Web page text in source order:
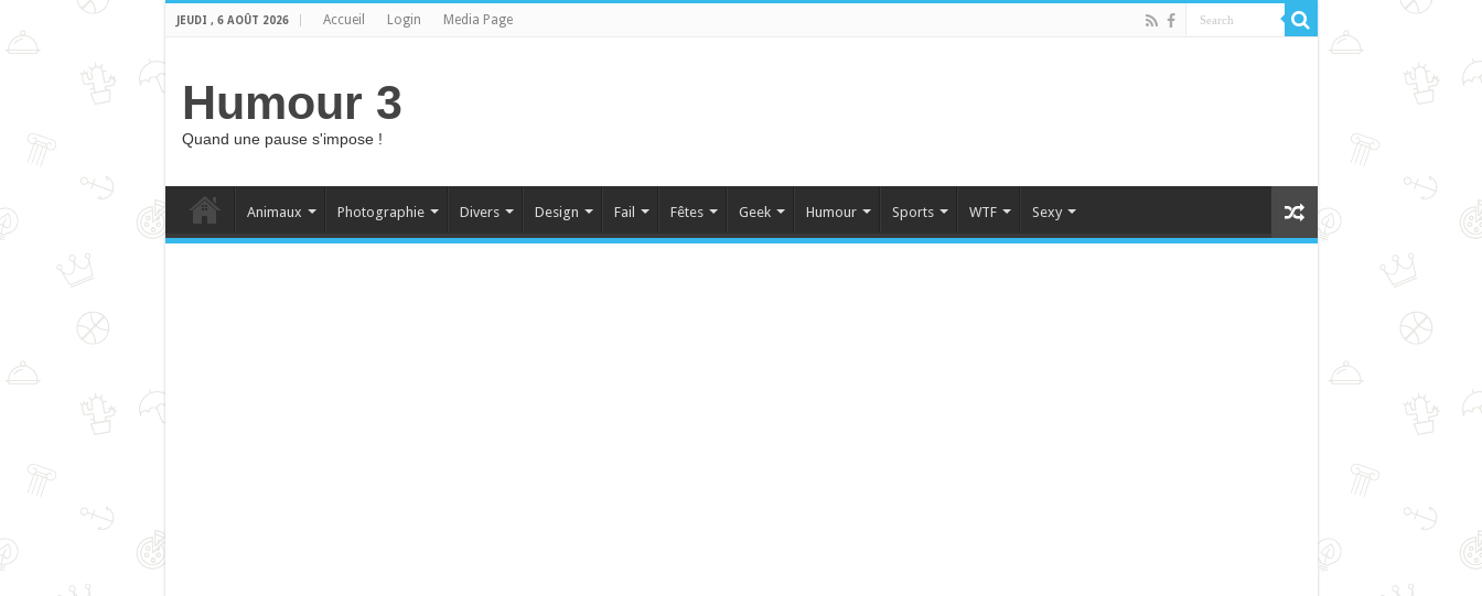
JEUDI , 6 AOÛT 2026 Accueil Login Media Page
Humour 3
Quand une pause s'impose !
Animaux Photographie Divers Design Fail Fêtes Geek Humour Sports WTF Sexy